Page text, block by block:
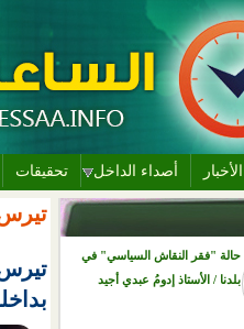
الأخبار أصداء الداخل تحقيقات
حالة "فقر النقاش السياسي" في
بلدنا / الأستاذ إدومُ عبدي أجيد
تيرس
تيرس